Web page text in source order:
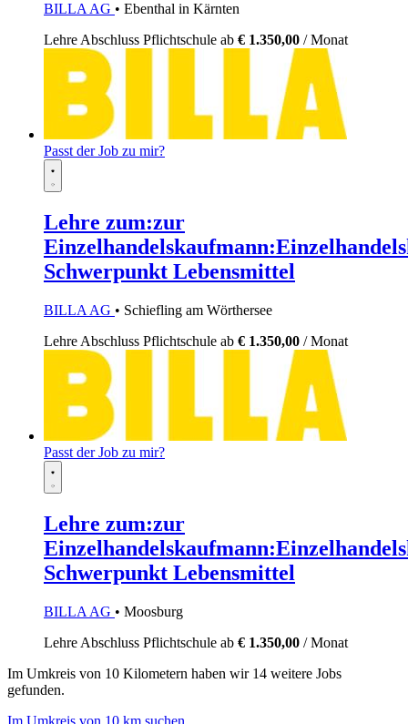
BILLA AG • Ebenthal in Kärnten
Lehre Abschluss Pflichtschule ab € 1.350,00 / Monat
Passt der Job zu mir?
Lehre zum:zur
Schwerpunkt Lebensmittel
BILLA AG • Schiefling am Wörthersee
Lehre Abschluss Pflichtschule ab € 1.350,00 / Monat
Passt der Job zu mir?
Lehre zum:zur
Schwerpunkt Lebensmittel
BILLA AG • Moosburg
Lehre Abschluss Pflichtschule ab € 1.350,00 / Monat
Im Umkreis von 10 Kilometern haben wir 14 weitere Jobs
gefunden.
Im Umkreis von 10 km suchen